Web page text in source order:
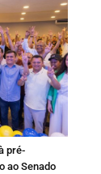
pré-
ao Senado